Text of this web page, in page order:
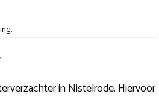
in Nistelrode. Hiervoor